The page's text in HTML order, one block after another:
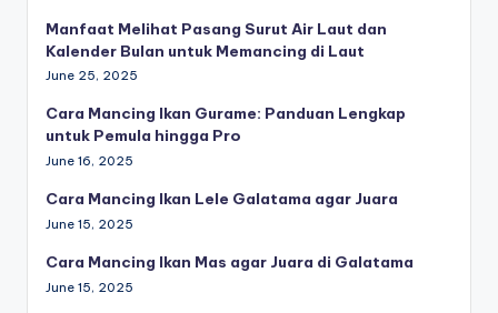
Manfaat Melihat Pasang Surut Air Laut dan
Kalender Bulan untuk Memancing di Laut
June 25, 2025
Cara Mancing Ikan Gurame: Panduan Lengkap
untuk Pemula hingga Pro
June 16, 2025
Cara Mancing Ikan Lele Galatama agar Juara
June 15, 2025
Cara Mancing Ikan Mas agar Juara di Galatama
June 15, 2025